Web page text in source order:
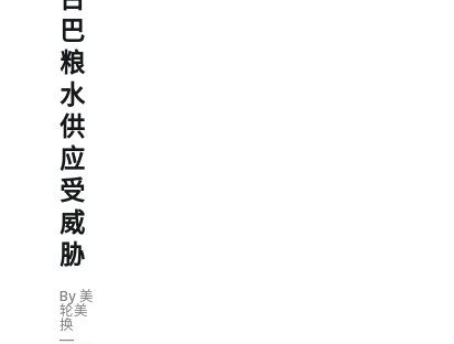
巴
粮
水
供
应
受
威
胁
By 美
轮美
换